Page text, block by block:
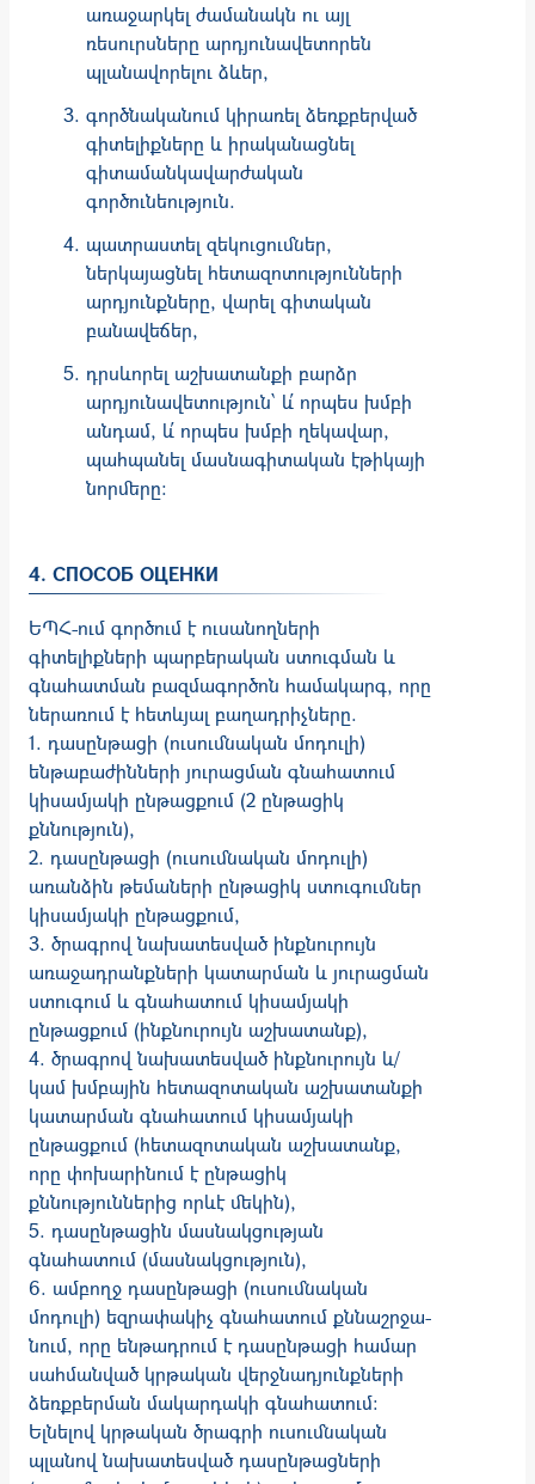
առաջարկել ժամանակն ու այլ
ռեսուրսները արդյունավետորեն
պլանավորելու ձևեր,
գործնականում կիրառել ձեռքբերված
գիտելիքները և իրականացնել
գիտամանկավարժական
գործունեություն.
պատրաստել զեկուցումներ,
ներկայացնել հետազոտությունների
արդյունքները, վարել գիտական
բանավեճեր,
դրսևորել աշխատանքի բարձր
արդյունավետություն՝ և՛ որպես խմբի
անդամ, և՛ որպես խմբի ղեկավար,
պահպանել մասնագիտական էթիկայի
նորմերը:
4. СПОСОБ ОЦЕНКИ
ԵՊՀ-ում գործում է ուսանողների
գիտելիքների պարբերա­կան ստուգ­­­­­ման և
գնա­հատման բազ­մա­գործոն համակարգ, որը
ներառում է հետևյալ բաղադրիչները.
1. դասընթացի (ուսումնական մոդուլի)
ենթաբաժինների յուրացման գնահատում
կիս­ամ­յակի ընթացքում (2 ընթացիկ
քննություն),
2. դասընթացի (ուսում­նա­կան մոդուլի)
առանձին թեմաների ընթացիկ ստու­գում­ներ
կիսամյակի ընթացքում,
3. ծրագրով նախատեսված ինքնուրույն
առաջադրանքների կատարման և յու­րաց­­­ման
ստուգում և գնահատում կիսամյակի
ընթացքում (ինք­նուրույն աշխա­տանք),
4. ծրագրով նախատեսված ինքնուրույն և/
կամ խմբային հետազոտական աշխա­տան­քի
կատարման գնահատում կիսամյակի
ընթացքում (հե­տազոտական աշխատանք,
որը փոխարինում է ընթացիկ
քննություններից որևէ մեկին),
5. դասընթացին մասնակցության
գնահատում (մասնակցություն),
6. ամբողջ դասընթացի (ուսումնական
մոդուլի) եզրափակիչ գնահատում քննա­շրջա­
նում, որը ենթադրում է դասընթացի համար
սահ­ման­ված կրթական վերջնադյունք­ների
ձեռքբերման մակարդակի գնահատում:
Ելնելով կրթական ծրագրի ուսումնական
պլանով նախատես­ված դաս­­­ըն­­թաց­ների